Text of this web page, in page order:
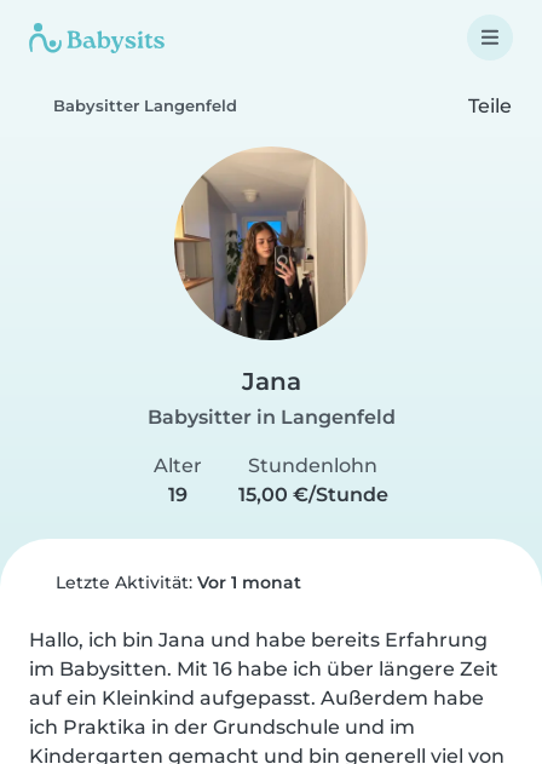
Babysitter Langenfeld Teile
Jana
Babysitter in Langenfeld
Alter
19
Stundenlohn
15,00 €/Stunde
Letzte Aktivität: Vor 1 monat
Hallo, ich bin Jana und habe bereits Erfahrung
im Babysitten. Mit 16 habe ich über längere Zeit
auf ein Kleinkind aufgepasst. Außerdem habe
ich Praktika in der Grundschule und im
Kindergarten gemacht und bin generell viel von